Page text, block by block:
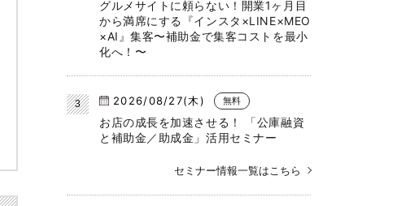
グルメサイトに頼らない！開業1ヶ月目
から満席にする『インスタ×LINE×MEO
×AI』集客〜補助金で集客コストを最小
化へ！〜
2026/08/27(木) 無料
お店の成長を加速させる！ 「公庫融資
と補助金／助成金」活用セミナー
セミナー情報一覧はこちら